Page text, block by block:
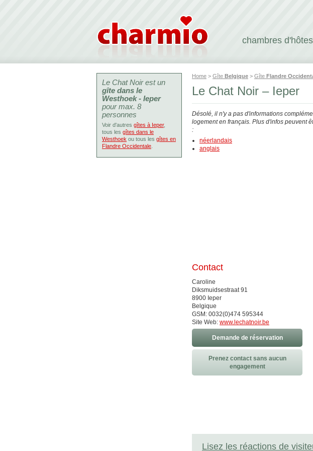
chambres
Home > Gîte Belgique > Gîte Flandre
Le Chat Noir – Ieper
Désolé, il n'y a pas d'informations
logement en français. Plus d'infos peuvent
:
néerlandais
anglais
Contact
Caroline
Diksmuidsestraat 91
8900 Ieper
Belgique
GSM: 0032(0)474 595344
Site Web: www.lechatnoir.be
Demande de réservation
Prenez contact sans aucun
engagement
Lisez les réactions de
Le Chat Noir est un
gîte dans le
Westhoek - Ieper
pour max. 8
personnes
Voir d'autres gîtes à Ieper,
tous les gîtes dans le
Westhoek ou tous les gîtes en
Flandre Occidentale